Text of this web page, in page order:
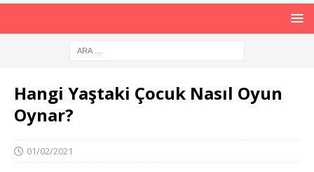
Hangi Yaştaki Çocuk Nasıl Oyun
Oynar?
01/02/2021